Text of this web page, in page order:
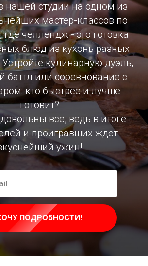
нашей студии на одном из
мастер-классов по
где челлендж - это готовка
блюд из кухонь разных
кулинарную дуэль,
баттл или соревнование с
кто быстрее и лучше
готовит?
все, ведь в итоге
и проигравших ждет
ужин!
ПОДРОБНОСТИ!